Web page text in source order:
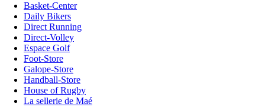
Basket-Center
Daily Bikers
Direct Running
Direct-Volley
Espace Golf
Foot-Store
Galope-Store
Handball-Store
House of Rugby
La sellerie de Maé